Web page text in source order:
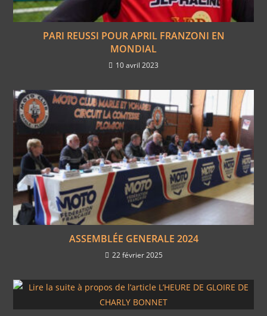
PARI REUSSI POUR APRIL FRANZONI EN
MONDIAL
10 avril 2023
ASSEMBLÉE GENERALE 2024
22 février 2025